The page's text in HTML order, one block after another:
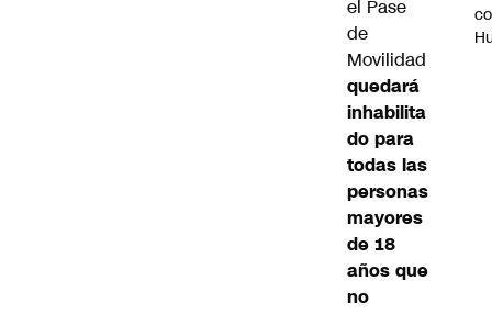
el Pase
de
Movilidad
quedará
inhabilita
do para
todas las
personas
mayores
de 18
años que
no